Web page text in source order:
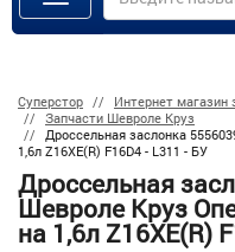
Суперстор Интернет магазин
Запчасти Шевроле Круз
Дроссельная заслонка
1,6л Z16XE(R) F16D4 - L311 - БУ
Дроссельная
Шевроле Круз
на 1,6л Z16XE(R)